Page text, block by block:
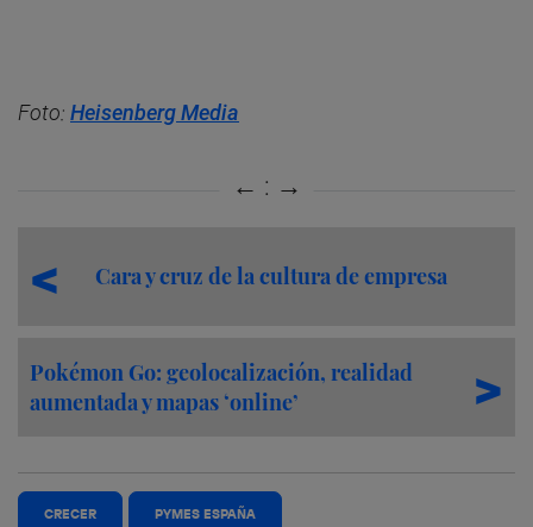
Foto: Heisenberg Media
Cara y cruz de la cultura de empresa
Pokémon Go: geolocalización, realidad
aumentada y mapas ‘online’
CRECER PYMES ESPAÑA